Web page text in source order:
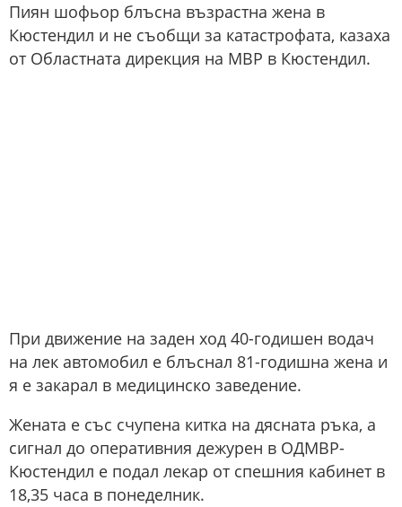
Пиян шофьор блъсна възрастна жена в
Кюстендил и не съобщи за катастрофата, казаха
от Областната дирекция на МВР в Кюстендил.
При движение на заден ход 40-годишен водач
на лек автомобил е блъснал 81-годишна жена и
я е закарал в медицинско заведение.
Жената е със счупена китка на дясната ръка, а
сигнал до оперативния дежурен в ОДМВР-
Кюстендил е подал лекар от спешния кабинет в
18,35 часа в понеделник.